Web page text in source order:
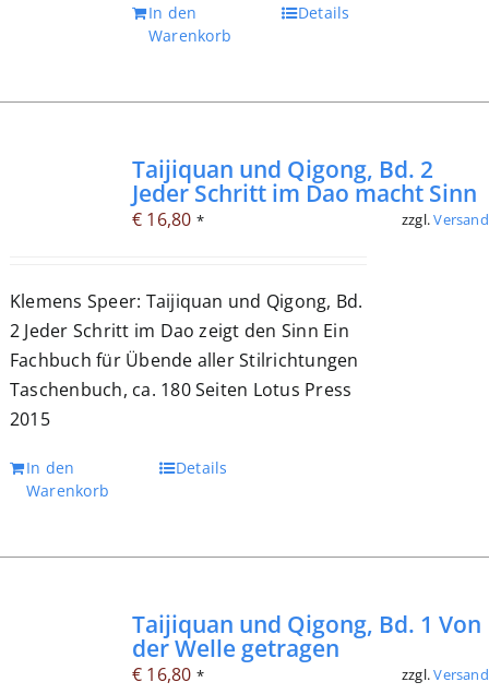
In den
Warenkorb
Details
Taijiquan und Qigong, Bd. 2
Jeder Schritt im Dao macht Sinn
€ 16,80 * zzgl.Versand
Klemens Speer: Taijiquan und Qigong, Bd.
2 Jeder Schritt im Dao zeigt den Sinn Ein
Fachbuch für Übende aller Stilrichtungen
Taschenbuch, ca. 180 Seiten Lotus Press
2015
In den
Warenkorb
Details
Taijiquan und Qigong, Bd. 1 Von
der Welle getragen
€ 16,80 * zzgl.Versand